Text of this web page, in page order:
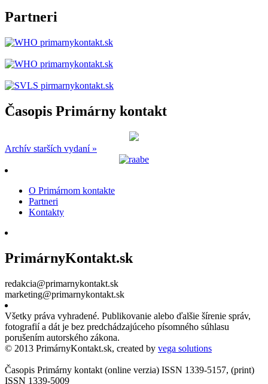
Partneri
Časopis Primárny kontakt
Archív starších vydaní »
O Primárnom kontakte
Partneri
Kontakty
PrimárnyKontakt.sk
redakcia@primarnykontakt.sk
marketing@primarnykontakt.sk
Všetky práva vyhradené. Publikovanie alebo ďalšie šírenie správ,
fotografií a dát je bez predchádzajúceho písomného súhlasu
porušením autorského zákona.
© 2013 PrimárnyKontakt.sk, created by vega solutions
Časopis Primárny kontakt (online verzia) ISSN 1339-5157, (print)
ISSN 1339-5009